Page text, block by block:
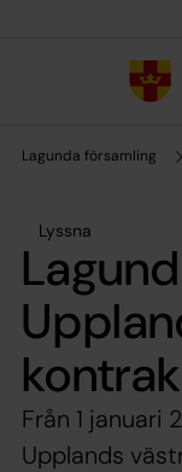
Lagunda församling
Lyssna
Från 1 januari
Upplands